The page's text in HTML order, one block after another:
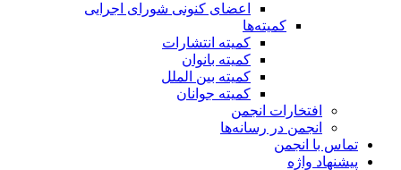
اعضای کنونی شورای اجرایی
کمیته‌ها
کمیته انتشارات
کمیته بانوان
کمیته بین الملل
کمیته جوانان
افتخارات انجمن
انجمن در رسانه‌ها
تماس با انجمن
پیشنهاد واژه